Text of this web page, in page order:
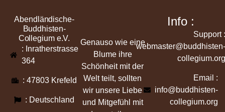
Abendländische-
Buddhisten-
Collegium e.V.
: Inratherstrasse
364
: 47803 Krefeld
: Deutschland
Genauso wie eine
Blume ihre
Schönheit mit der
Welt teilt, sollten
wir unsere Liebe
und Mitgefühl mit
Info :
Support :
webmaster@buddhisten-
collegium.org
Email :
info@buddhisten-
collegium.org